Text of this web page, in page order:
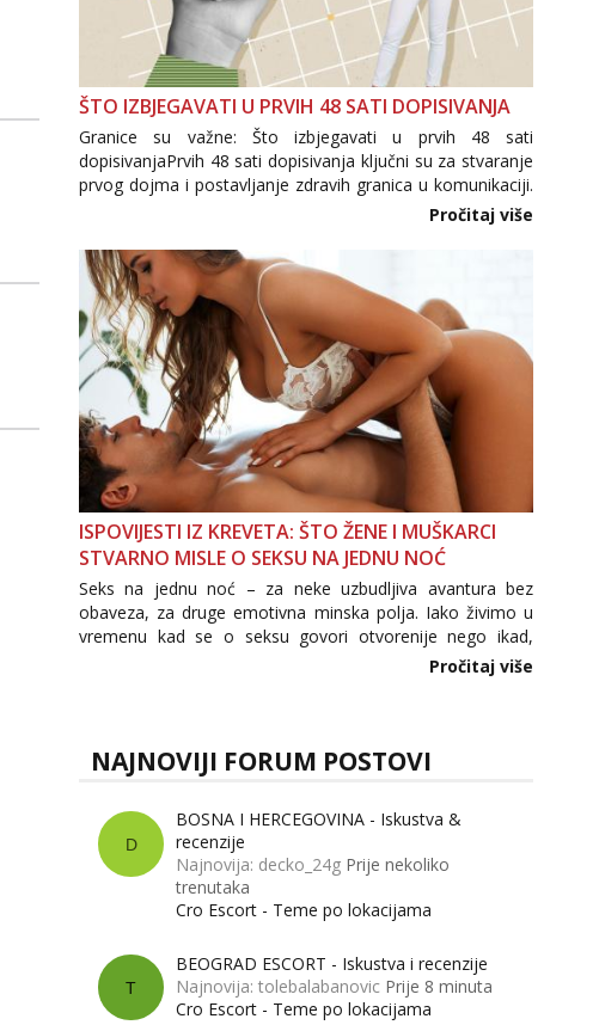
ŠTO IZBJEGAVATI U PRVIH 48 SATI DOPISIVANJA
Granice su važne: Što izbjegavati u prvih 48 sati
dopisivanjaPrvih 48 sati dopisivanja ključni su za stvaranje
prvog dojma i postavljanje zdravih granica u komunikaciji.
Važno je izbjeći prebrzo otkrivanje osobnih ili intimnih
informacija, jer nepoznata osoba još nije zaslužila to
povjerenje. Takođe...
Pročitaj više
ISPOVIJESTI IZ KREVETA: ŠTO ŽENE I MUŠKARCI
STVARNO MISLE O SEKSU NA JEDNU NOĆ
Seks na jednu noć – za neke uzbudljiva avantura bez
obaveza, za druge emotivna minska polja. Iako živimo u
vremenu kad se o seksu govori otvorenije nego ikad,
tema „jedne noći strasti“ i dalje izaziva burne rasprave. Što
Pročitaj više
NAJNOVIJI FORUM POSTOVI
D
BOSNA I HERCEGOVINA - Iskustva &
recenzije
Najnovija: decko_24g Prije nekoliko
trenutaka
Cro Escort - Teme po lokacijama
T
BEOGRAD ESCORT - Iskustva i recenzije
Najnovija: tolebalabanovic Prije 8 minuta
Cro Escort - Teme po lokacijama